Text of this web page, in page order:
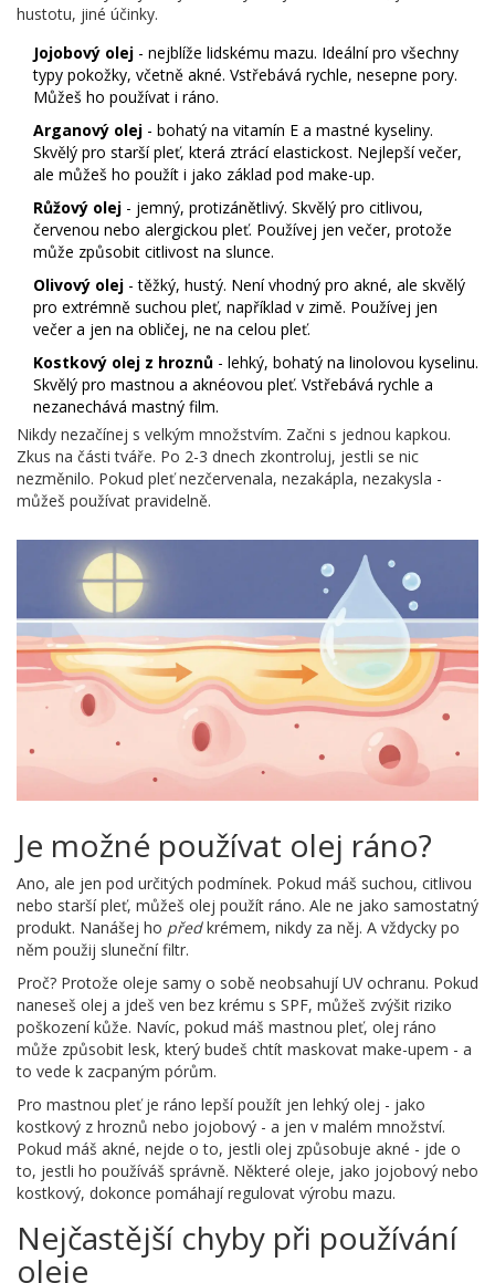
hustotu, jiné účinky.
Jojobový olej - nejblíže lidskému mazu. Ideální pro všechny
typy pokožky, včetně akné. Vstřebává rychle, nesepne pory.
Můžeš ho používat i ráno.
Arganový olej - bohatý na vitamín E a mastné kyseliny.
Skvělý pro starší pleť, která ztrácí elastickost. Nejlepší večer,
ale můžeš ho použít i jako základ pod make-up.
Růžový olej - jemný, protizánětlivý. Skvělý pro citlivou,
červenou nebo alergickou pleť. Používej jen večer, protože
může způsobit citlivost na slunce.
Olivový olej - těžký, hustý. Není vhodný pro akné, ale skvělý
pro extrémně suchou pleť, například v zimě. Používej jen
večer a jen na obličej, ne na celou pleť.
Kostkový olej z hroznů - lehký, bohatý na linolovou kyselinu.
Skvělý pro mastnou a aknéovou pleť. Vstřebává rychle a
nezanechává mastný film.
Nikdy nezačínej s velkým množstvím. Začni s jednou kapkou.
Zkus na části tváře. Po 2-3 dnech zkontroluj, jestli se nic
nezměnilo. Pokud pleť nezčervenala, nezakápla, nezakysla -
můžeš používat pravidelně.
Je možné používat olej ráno?
Ano, ale jen pod určitých podmínek. Pokud máš suchou, citlivou
nebo starší pleť, můžeš olej použít ráno. Ale ne jako samostatný
produkt. Nanášej ho předkrémem, nikdy za něj. A vždycky po
něm použij sluneční filtr.
Proč? Protože oleje samy o sobě neobsahují UV ochranu. Pokud
naneseš olej a jdeš ven bez krému s SPF, můžeš zvýšit riziko
poškození kůže. Navíc, pokud máš mastnou pleť, olej ráno
může způsobit lesk, který budeš chtít maskovat make-upem - a
to vede k zacpaným pórům.
Pro mastnou pleť je ráno lepší použít jen lehký olej - jako
kostkový z hroznů nebo jojobový - a jen v malém množství.
Pokud máš akné, nejde o to, jestli olej způsobuje akné - jde o
to, jestli ho používáš správně. Některé oleje, jako jojobový nebo
kostkový, dokonce pomáhají regulovat výrobu mazu.
Nejčastější chyby při používání
oleje